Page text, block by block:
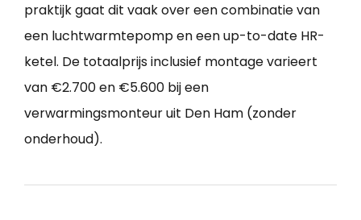
praktijk gaat dit vaak over een combinatie van
een luchtwarmtepomp en een up-to-date HR-
ketel. De totaalprijs inclusief montage varieert
van €2.700 en €5.600 bij een
verwarmingsmonteur uit Den Ham (zonder
onderhoud).